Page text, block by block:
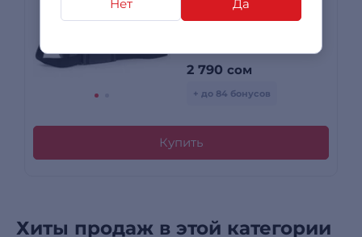
Нет Да
2 790 сом
+ до 84 бонусов
Купить
Хиты продаж в этой категории